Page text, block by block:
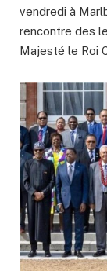
vendredi à
rencontre des
Majesté le Roi